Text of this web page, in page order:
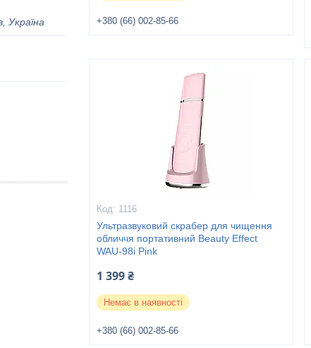
Україна +380 (66) 002-85-66
1116
Ультразвуковий скрабер для чищення
обличчя портативний Beauty Effect
WAU-98i Pink
1 399 ₴
Немає в наявності
+380 (66) 002-85-66